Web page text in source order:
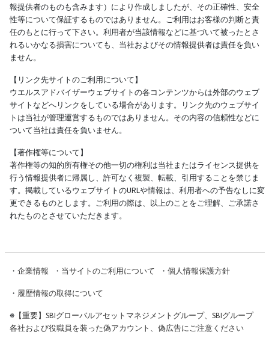
報提供者のものも含みます）により作成しましたが、その正確性、安全
性等について保証するものではありません。ご利用はお客様の判断と責
任のもとに行って下さい。利用者が当該情報などに基づいて被ったとさ
れるいかなる損害についても、当社およびその情報提供者は責任を負い
ません。
【リンク先サイトのご利用について】
ウエルスアドバイザーウェブサイトの各コンテンツからは外部のウェブ
サイトなどへリンクをしている場合があります。リンク先のウェブサイ
トは当社が管理運営するものではありません。その内容の信頼性などに
ついて当社は責任を負いません。
【著作権等について】
著作権等の知的所有権その他一切の権利は当社またはライセンス提供を
行う情報提供者に帰属し、許可なく複製、転載、引用することを禁じま
す。掲載しているウェブサイトのURLや情報は、利用者への予告なしに変
更できるものとします。ご利用の際は、以上のことをご理解、ご承諾さ
れたものとさせていただきます。
・ 企業情報 ・ 当サイトのご利用について ・ 個人情報保護方針
・ 履歴情報の取得について
※【重要】SBIグローバルアセットマネジメントグループ、SBIグループ
各社および役職員を装った偽アカウント、偽広告にご注意ください